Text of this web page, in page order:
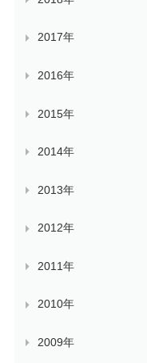
2017年
2016年
2015年
2014年
2013年
2012年
2011年
2010年
2009年